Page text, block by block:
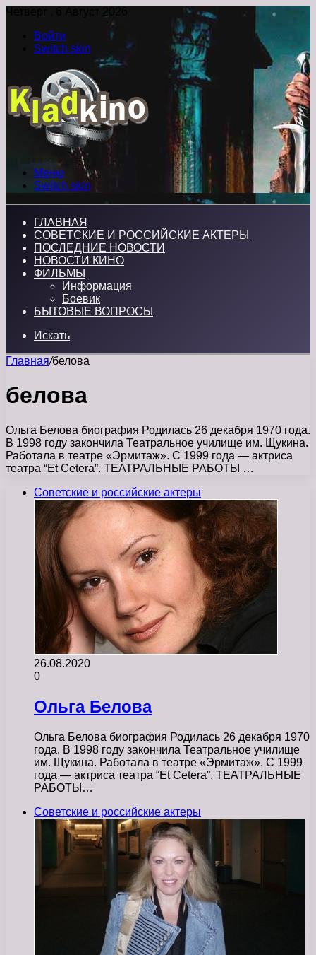
Четверг , 6 Август 2026
Войти
Switch skin
Меню
Switch skin
ГЛАВНАЯ
СОВЕТСКИЕ И РОССИЙСКИЕ АКТЕРЫ
ПОСЛЕДНИЕ НОВОСТИ
НОВОСТИ КИНО
ФИЛЬМЫ
Информация
Боевик
БЫТОВЫЕ ВОПРОСЫ
Искать
Главная/белова
белова
Ольга Белова биография Родилась 26 декабря 1970 года.
В 1998 году закончила Театральное училище им. Щукина.
Работала в театре «Эрмитаж». С 1999 года — актриса
театра “Et Сetera”. ТЕАТРАЛЬНЫЕ РАБОТЫ …
Советские и российские актеры
26.08.2020
0
Ольга Белова
Ольга Белова биография Родилась 26 декабря 1970
года. В 1998 году закончила Театральное училище
им. Щукина. Работала в театре «Эрмитаж». С 1999
года — актриса театра “Et Сetera”. ТЕАТРАЛЬНЫЕ
РАБОТЫ…
Советские и российские актеры